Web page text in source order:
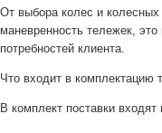
От выбора колес и колесных
маневренность тележек,
потребностей клиента.
Что входит в комплектацию
В комплект поставки